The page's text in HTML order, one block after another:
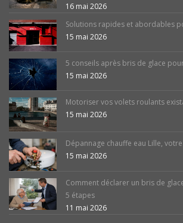
16 mai 2026
Solutions rapides et abordables
15 mai 2026
5 conseils après bris de glace
15 mai 2026
Motoriser vos volets roulants
15 mai 2026
Dépannage chauffe eau Lille,
15 mai 2026
Comment déclarer un bris de
5 étapes
11 mai 2026